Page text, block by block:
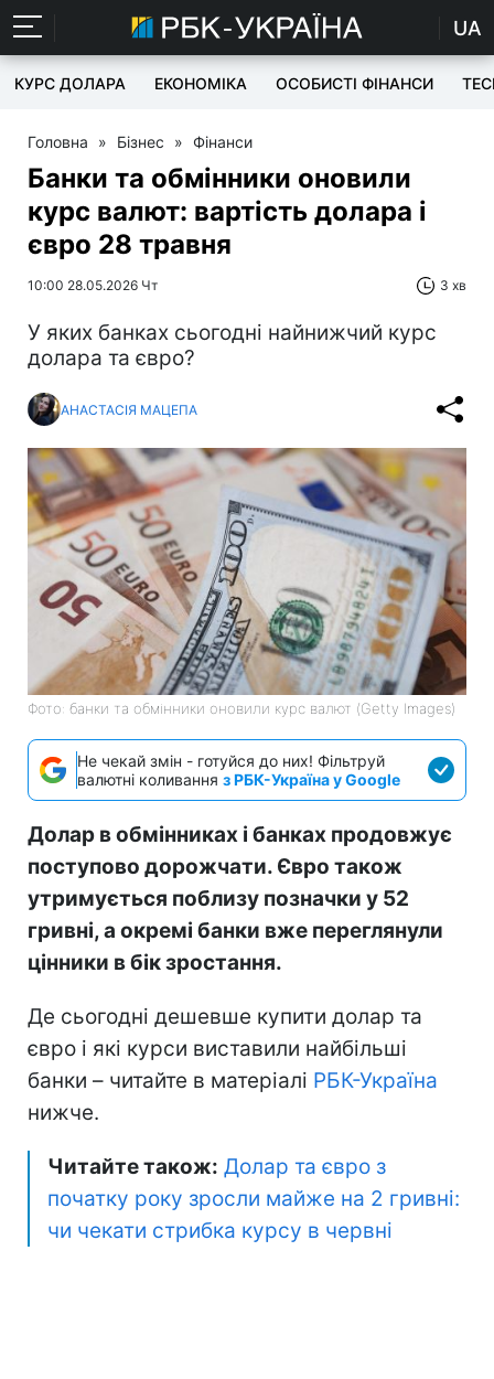
UA
КУРС ДОЛАРА ЕКОНОМІКА ОСОБИСТІ ФІНАНСИ
Головна » Бізнес » Фінанси
Банки та обмінники оновили
курс валют: вартість долара і
євро 28 травня
10:00 28.05.2026 Чт 3 хв
У яких банках сьогодні найнижчий курс
долара та євро?
АНАСТАСІЯ МАЦЕПА
Фото: банки та обмінники оновили курс валют (Getty Images)
Не чекай змін - готуйся до них! Фільтруй
валютні коливання з РБК-Україна у Google
Долар в обмінниках і банках продовжує
поступово дорожчати. Євро також
утримується поблизу позначки у 52
гривні, а окремі банки вже переглянули
цінники в бік зростання.
Де сьогодні дешевше купити долар та
євро і які курси виставили найбільші
банки – читайте в матеріалі РБК-Україна
нижче.
Читайте також: Долар та євро з
початку року зросли майже на 2 гривні:
чи чекати стрибка курсу в червні